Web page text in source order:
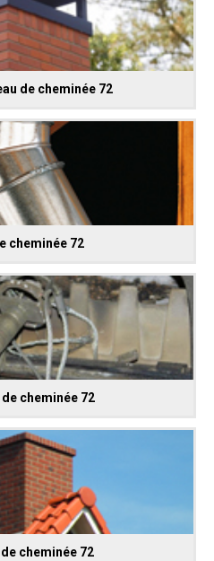
de cheminée 72
cheminée 72
cheminée 72
cheminée 72